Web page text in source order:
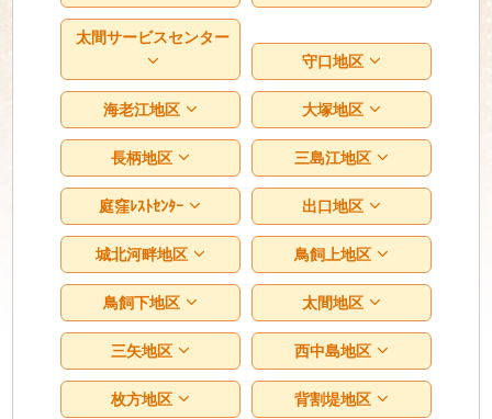
太間サービスセンター
守口地区
海老江地区 大塚地区
長柄地区 三島江地区
庭窪ﾚｽﾄｾﾝﾀｰ 出口地区
城北河畔地区 鳥飼上地区
鳥飼下地区 太間地区
三矢地区 西中島地区
枚方地区 背割堤地区